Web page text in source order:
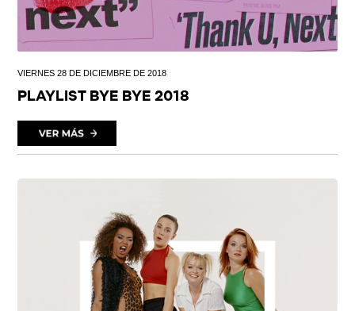
VIERNES 28 DE DICIEMBRE DE 2018
PLAYLIST BYE BYE 2018